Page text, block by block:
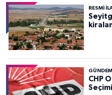
RESMİ
GÜNDEM
CHP